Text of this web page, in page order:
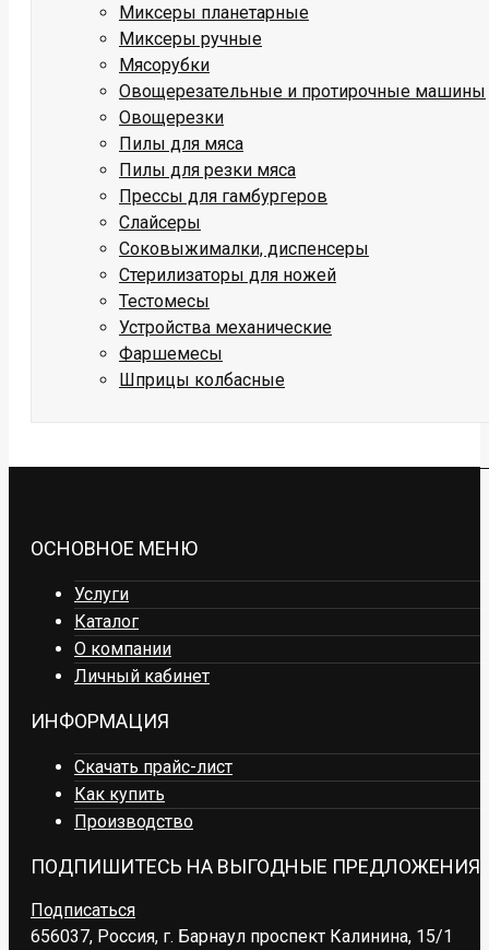
Миксеры планетарные
Миксеры ручные
Мясорубки
Овощерезательные и протирочные машины
Овощерезки
Пилы для мяса
Пилы для резки мяса
Прессы для гамбургеров
Слайсеры
Соковыжималки, диспенсеры
Стерилизаторы для ножей
Тестомесы
Устройства механические
Фаршемесы
Шприцы колбасные
ОСНОВНОЕ МЕНЮ
Услуги
Каталог
О компании
Личный кабинет
ИНФОРМАЦИЯ
Скачать прайс-лист
Как купить
Производство
ПОДПИШИТЕСЬ НА ВЫГОДНЫЕ ПРЕДЛОЖЕНИЯ
Подписаться
656037, Россия, г. Барнаул проспект Калинина, 15/1